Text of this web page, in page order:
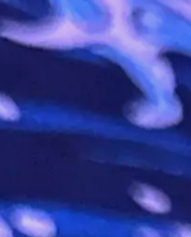
Logi sisse Otsi tooteid...